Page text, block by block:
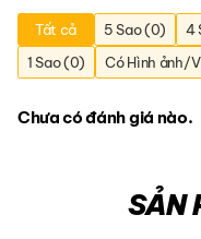
Tất cả 5 Sao (0) 4
1 Sao (0)
Có Hình ảnh/
Chưa có đánh giá nào.
SẢN